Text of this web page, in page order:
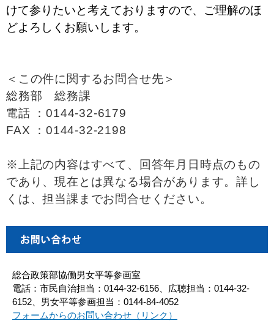
けて参りたいと考えておりますので、ご理解のほ
どよろしくお願いします。
＜この件に関するお問合せ先＞
総務部 総務課
電話 ：0144-32-6179
FAX ：0144-32-2198
※上記の内容はすべて、回答年月日時点のもの
であり、現在とは異なる場合があります。詳し
くは、担当課までお問合せください。
総合政策部協働男女平等参画室
電話：市民自治担当：0144-32-6156、広聴担当：0144-32-
6152、男女平等参画担当：0144-84-4052
フォームからのお問い合わせ（リンク）